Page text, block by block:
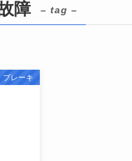
障 – tag –
ブレーキ